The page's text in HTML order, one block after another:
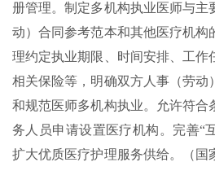
册管理。制定多机构执业医师与主
动）合同参考范本和其他医疗机构
理约定执业期限、时间安排、工作
相关保险等，明确双方人事（劳动
和规范医师多机构执业。允许符合
务人员申请设置医疗机构。完善“
扩大优质医疗护理服务供给。（国